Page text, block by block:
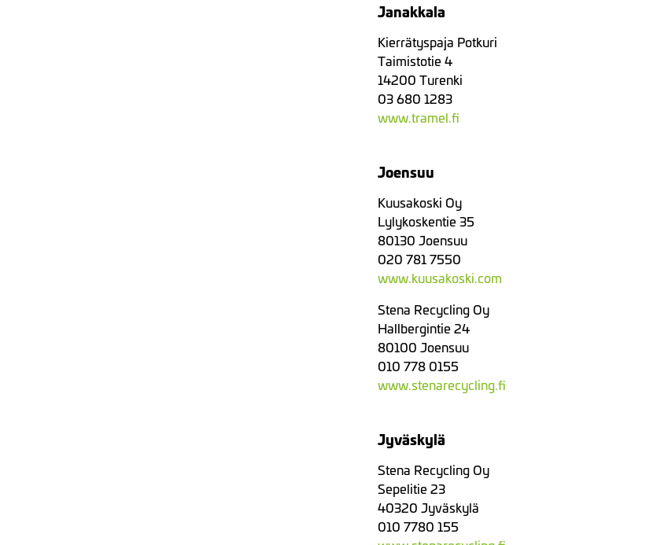
Janakkala
Kierrätyspaja Potkuri
Taimistotie 4
14200 Turenki
03 680 1283
www.tramel.fi
Joensuu
Kuusakoski Oy
Lylykoskentie 35
80130 Joensuu
020 781 7550
www.kuusakoski.com
Stena Recycling Oy
Hallbergintie 24
80100 Joensuu
010 778 0155
www.stenarecycling.fi
Jyväskylä
Stena Recycling Oy
Sepelitie 23
40320 Jyväskylä
010 7780 155